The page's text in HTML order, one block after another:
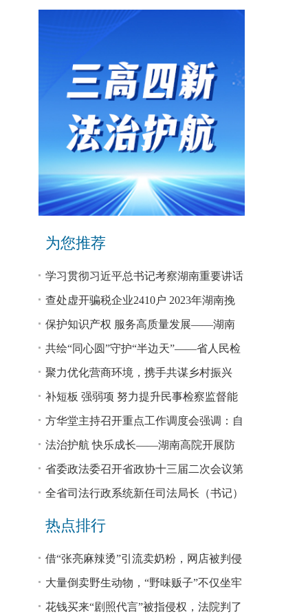
为您推荐
学习贯彻习近平总书记考察湖南重要讲话
和指示精神专题研讨班开班
查处虚开骗税企业2410户 2023年湖南挽
回税款损失48.2亿元
保护知识产权 服务高质量发展——湖南
省公安厅公布打击侵犯知识产权犯罪10起
典型案例
共绘“同心圆”守护“半边天”——省人民检
察院、省妇联共同主办检察开放日活动
聚力优化营商环境，携手共谋乡村振兴
—— 省法院驻大坪村工作队、村“两委”干
部赴企参观学习调研
补短板 强弱项 努力提升民事检察监督能
力
方华堂主持召开重点工作调度会强调：自
我加压 砥砺奋进 推动工作更有成效 更加
出彩
法治护航 快乐成长——湖南高院开展防
欺凌、防性侵公益普法宣讲
省委政法委召开省政协十三届二次会议第
0327号提案办理座谈会
全省司法行政系统新任司法局长（书记）
培训班开班 方华堂作专题辅导
热点排行
借“张亮麻辣烫”引流卖奶粉，网店被判侵
权！
大量倒卖野生动物，“野味贩子”不仅坐牢
还得赔钱
花钱买来“剧照代言”被指侵权，法院判了